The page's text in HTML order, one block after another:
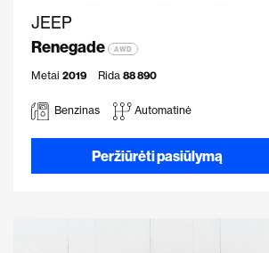
JEEP
Renegade
AWD
Metai 2019 Rida 88 890
Benzinas Automatinė
Peržiūrėti pasiūlymą